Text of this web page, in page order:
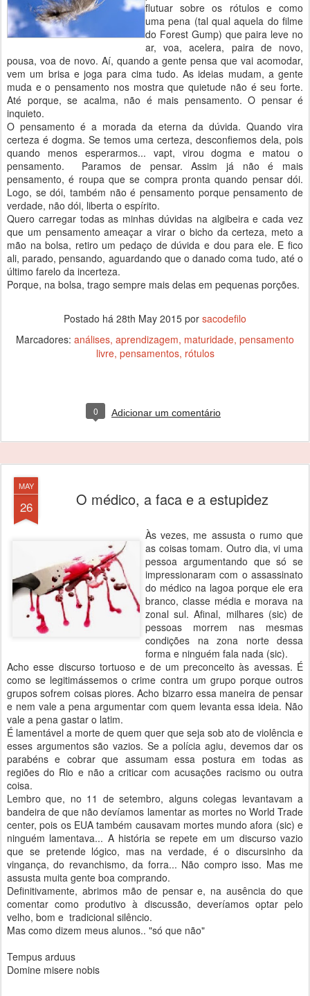
flutuar sobre os rótulos e como
uma pena (tal qual aquela do filme
do Forest Gump) que paira leve no
ar, voa, acelera, paira de novo,
pousa, voa de novo. Aí, quando a gente pensa que vai acomodar,
vem um brisa e joga para cima tudo. As ideias mudam, a gente
muda e o pensamento nos mostra que quietude não é seu forte.
Até porque, se acalma, não é mais pensamento. O pensar é
inquieto.
O pensamento é a morada da eterna da dúvida. Quando vira
certeza é dogma. Se temos uma certeza, desconfiemos dela, pois
quando menos esperarmos... vapt, virou dogma e matou o
pensamento. Paramos de pensar. Assim já não é mais
pensamento, é roupa que se compra pronta quando pensar dói.
Logo, se dói, também não é pensamento porque pensamento de
verdade, não dói, liberta o espírito.
Quero carregar todas as minhas dúvidas na algibeira e cada vez
que um pensamento ameaçar a virar o bicho da certeza, meto a
mão na bolsa, retiro um pedaço de dúvida e dou para ele. E fico
ali, parado, pensando, aguardando que o danado coma tudo, até o
último farelo da incerteza.
Porque, na bolsa, trago sempre mais delas em pequenas porções.
Postado há 28th May 2015 por sacodefilo
Marcadores: análises aprendizagem maturidade pensamento
livre pensamentos rótulos
0 Adicionar um comentário
MAY
26 O médico, a faca e a estupidez
Às vezes, me assusta o rumo que
as coisas tomam. Outro dia, vi uma
pessoa argumentando que só se
impressionaram com o assassinato
do médico na lagoa porque ele era
branco, classe média e morava na
zonal sul. Afinal, milhares (sic) de
pessoas morrem nas mesmas
condições na zona norte dessa
forma e ninguém fala nada (sic).
Acho esse discurso tortuoso e de um preconceito às avessas. É
como se legitimássemos o crime contra um grupo porque outros
grupos sofrem coisas piores. Acho bizarro essa maneira de pensar
e nem vale a pena argumentar com quem levanta essa ideia. Não
vale a pena gastar o latim.
É lamentável a morte de quem quer que seja sob ato de violência e
esses argumentos são vazios. Se a polícia agiu, devemos dar os
parabéns e cobrar que assumam essa postura em todas as
regiões do Rio e não a criticar com acusações racismo ou outra
coisa.
Lembro que, no 11 de setembro, alguns colegas levantavam a
bandeira de que não devíamos lamentar as mortes no World Trade
center, pois os EUA também causavam mortes mundo afora (sic) e
ninguém lamentava... A história se repete em um discurso vazio
que se pretende lógico, mas na verdade, é o discursinho da
vingança, do revanchismo, da forra... Não compro isso. Mas me
assusta muita gente boa comprando.
Definitivamente, abrimos mão de pensar e, na ausência do que
comentar como produtivo à discussão, deveríamos optar pelo
velho, bom e tradicional silêncio.
Mas como dizem meus alunos.. "só que não"
Tempus arduus
Domine misere nobis